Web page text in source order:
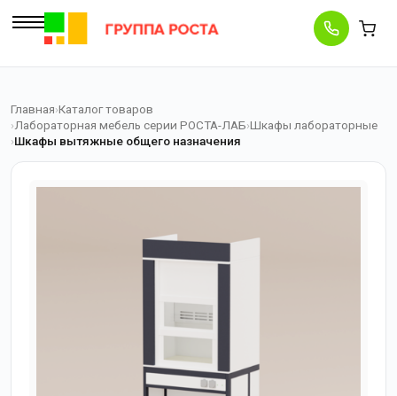
Главная Каталог товаров
Лабораторная мебель серии РОСТА-ЛАБ Шкафы лабораторные
Шкафы вытяжные общего назначения